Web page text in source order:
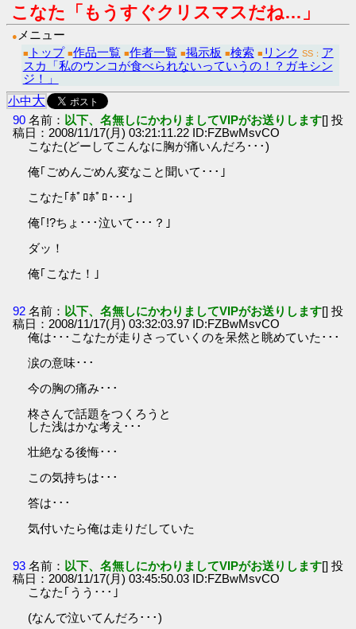
こなた「もうすぐクリスマスだね…」
● メニュー
■ トップ ■作品一覧 ■作者一覧 ■掲示板 ■検索 ■ リンク SS： ア
スカ「私のウンコが食べられないっていうの！？ガキシン
ジ！」
小中大
90 名前： 以下、名無しにかわりましてVIPがお送りします[] 投
稿日：2008/11/17(月) 03:21:11.22 ID:FZBwMsvCO
こなた(どーしてこんなに胸が痛いんだろ･･･)
俺｢ごめんごめん変なこと聞いて･･･｣
こなた｢ﾎﾟﾛﾎﾟﾛ･･･｣
俺｢!?ちょ･･･泣いて･･･？｣
ダッ！
俺｢こなた！｣
92 名前： 以下、名無しにかわりましてVIPがお送りします[] 投
稿日：2008/11/17(月) 03:32:03.97 ID:FZBwMsvCO
俺は･･･こなたが走りさっていくのを呆然と眺めていた･･･
涙の意味･･･
今の胸の痛み･･･
柊さんで話題をつくろうと
した浅はかな考え･･･
壮絶なる後悔･･･
この気持ちは･･･
答は･･･
気付いたら俺は走りだしていた
93 名前： 以下、名無しにかわりましてVIPがお送りします[] 投
稿日：2008/11/17(月) 03:45:50.03 ID:FZBwMsvCO
こなた｢うう･･･｣
(なんで泣いてんだろ･･･)